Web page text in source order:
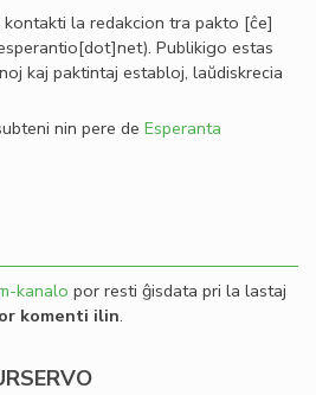
kontakti la redakcion tra pakto [ĉe]
. Publikigo estas
kaj paktintaj establoj, laŭdiskrecia
nin pere de Esperanta
kanalo por resti ĝisdata pri la lastaj
komenti ilin.